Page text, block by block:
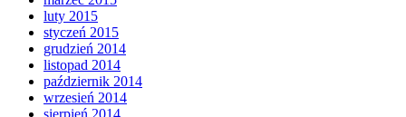
luty 2015
styczeń 2015
grudzień 2014
listopad 2014
październik 2014
wrzesień 2014
sierpień 2014